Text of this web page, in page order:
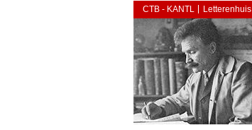
CTB - KANTL Letterenhuis